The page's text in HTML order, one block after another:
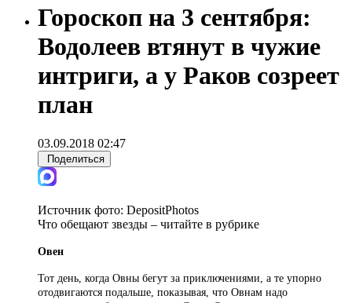
Гороскоп на 3 сентября:
Водолеев втянут в чужие
интриги, а у Раков созреет
план
03.09.2018 02:47
Поделиться
Источник фото: DepositPhotos
Что обещают звезды – читайте в рубрике
Овен
Тот день, когда Овны бегут за приключениями, а те упорно
отодвигаются подальше, показывая, что Овнам надо